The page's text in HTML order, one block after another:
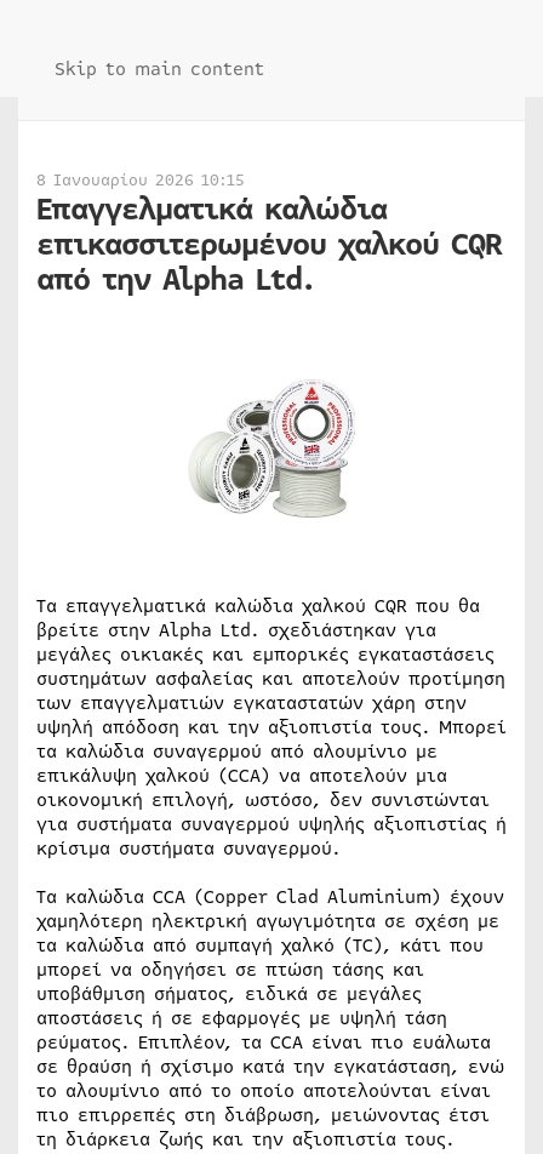
Skip to main content
8 Ιανουαρίου 2026 10:15
Επαγγελματικά καλώδια
επικασσιτερωμένου χαλκού CQR
από την Alpha Ltd.
Τα επαγγελματικά καλώδια χαλκού CQR που θα
βρείτε στην Alpha Ltd. σχεδιάστηκαν για
μεγάλες οικιακές και εμπορικές εγκαταστάσεις
συστημάτων ασφαλείας και αποτελούν προτίμηση
των επαγγελματιών εγκαταστατών χάρη στην
υψηλή απόδοση και την αξιοπιστία τους. Μπορεί
τα καλώδια συναγερμού από αλουμίνιο με
επικάλυψη χαλκού (CCA) να αποτελούν μια
οικονομική επιλογή, ωστόσο, δεν συνιστώνται
για συστήματα συναγερμού υψηλής αξιοπιστίας ή
κρίσιμα συστήματα συναγερμού.
Τα καλώδια CCA (Copper Clad Aluminium) έχουν
χαμηλότερη ηλεκτρική αγωγιμότητα σε σχέση με
τα καλώδια από συμπαγή χαλκό (TC), κάτι που
μπορεί να οδηγήσει σε πτώση τάσης και
υποβάθμιση σήματος, ειδικά σε μεγάλες
αποστάσεις ή σε εφαρμογές με υψηλή τάση
ρεύματος. Επιπλέον, τα CCA είναι πιο ευάλωτα
σε θραύση ή σχίσιμο κατά την εγκατάσταση, ενώ
το αλουμίνιο από το οποίο αποτελούνται είναι
πιο επιρρεπές στη διάβρωση, μειώνοντας έτσι
τη διάρκεια ζωής και την αξιοπιστία τους.